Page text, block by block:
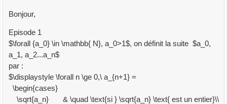
Bonjour,
Episode 1
$\forall {a_0} \in \mathbb{ N}, a_0>1$, on définit la suite $a_0,
a_1, a_2...a_n$
par :
$\displaystyle \forall n \ge 0,\ a_{n+1} =
\begin{cases}
\sqrt{a_n} & \quad \text{si } \sqrt{a_n} \text{ est un entier}\\